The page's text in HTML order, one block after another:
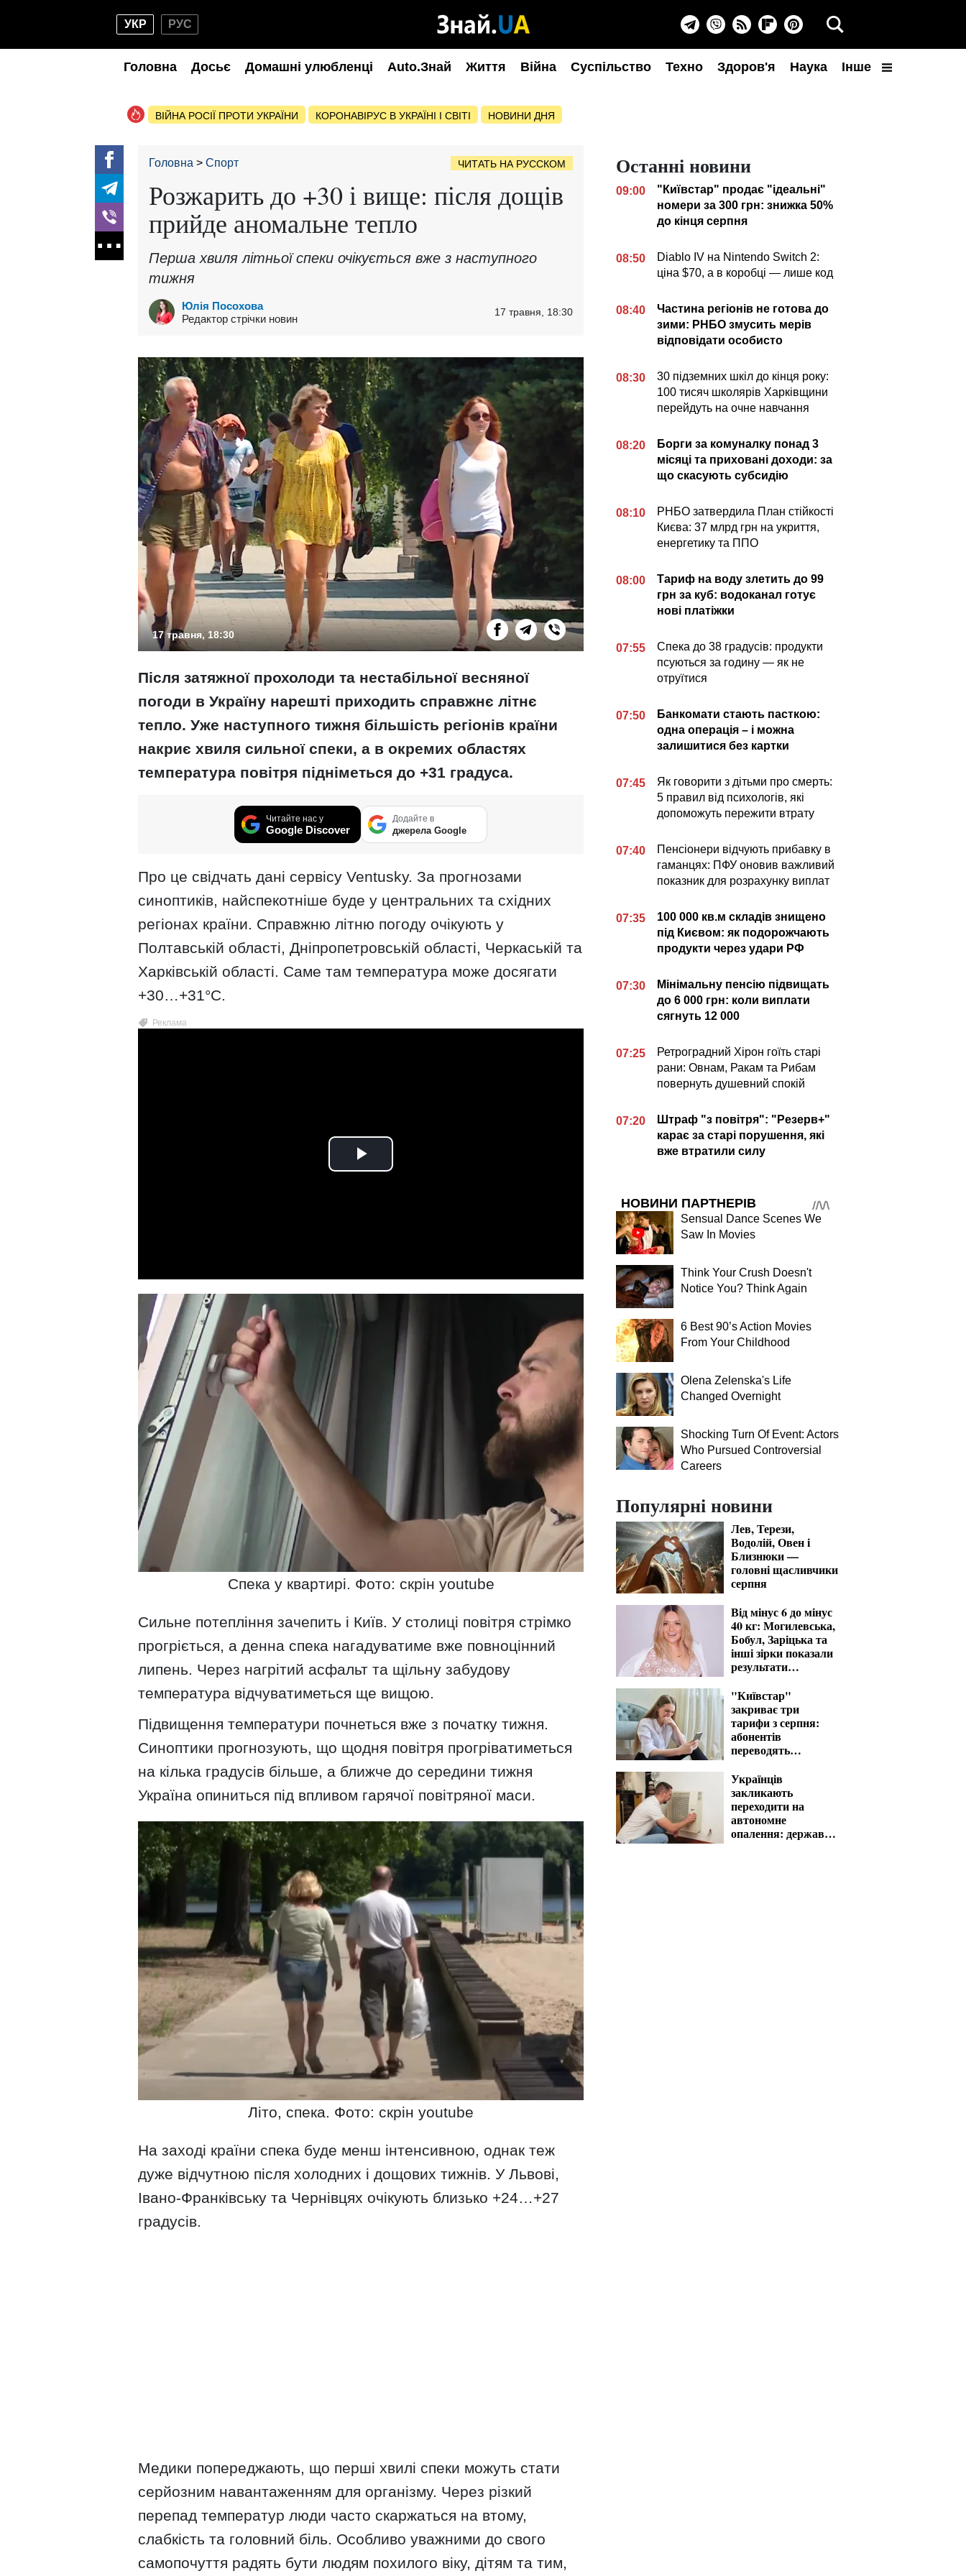
УКР РУС
Головна Досьє Домашні улюбленці Auto.Знай Життя Війна Суспільство Техно Здоров'я Наука Інше
ВІЙНА РОСІЇ ПРОТИ УКРАЇНИ КОРОНАВІРУС В УКРАЇНІ І СВІТІ НОВИНИ ДНЯ
Головна Спорт ЧИТАТЬ НА РУССКОМ
Розжарить до +30 і вище: після дощів
прийде аномальне тепло
Перша хвиля літньої спеки очікується вже з наступного
тижня
Юлія Посохова
Редактор стрічки новин
17 травня, 18:30
17 травня, 18:30
Після затяжної прохолоди та нестабільної весняної
погоди в Україну нарешті приходить справжнє літнє
тепло. Уже наступного тижня більшість регіонів країни
накриє хвиля сильної спеки, а в окремих областях
температура повітря підніметься до +31 градуса.
Читайте нас у
Google Discover
Додайте в
джерела Google
Про це свідчать дані сервісу Ventusky. За прогнозами
синоптиків, найспекотніше буде у центральних та східних
регіонах країни. Справжню літню погоду очікують у
Полтавській області, Дніпропетровській області, Черкаській та
Харківській області. Саме там температура може досягати
+30…+31°C.
Спека у квартирі. Фото: скрін youtube
Сильне потепління зачепить і Київ. У столиці повітря стрімко
прогріється, а денна спека нагадуватиме вже повноцінний
липень. Через нагрітий асфальт та щільну забудову
температура відчуватиметься ще вищою.
Підвищення температури почнеться вже з початку тижня.
Синоптики прогнозують, що щодня повітря прогріватиметься
на кілька градусів більше, а ближче до середини тижня
Україна опиниться під впливом гарячої повітряної маси.
Літо, спека. Фото: скрін youtube
На заході країни спека буде менш інтенсивною, однак теж
дуже відчутною після холодних і дощових тижнів. У Львові,
Івано-Франківську та Чернівцях очікують близько +24…+27
градусів.
Медики попереджають, що перші хвилі спеки можуть стати
серйозним навантаженням для організму. Через різкий
перепад температур люди часто скаржаться на втому,
слабкість та головний біль. Особливо уважними до свого
самопочуття радять бути людям похилого віку, дітям та тим,
Останні новини
09:00
"Київстар" продає "ідеальні"
номери за 300 грн: знижка 50%
до кінця серпня
08:50
Diablo IV на Nintendo Switch 2:
ціна $70, а в коробці — лише код
08:40
Частина регіонів не готова до
зими: РНБО змусить мерів
відповідати особисто
08:30
30 підземних шкіл до кінця року:
100 тисяч школярів Харківщини
перейдуть на очне навчання
08:20
Борги за комуналку понад 3
місяці та приховані доходи: за
що скасують субсидію
08:10
РНБО затвердила План стійкості
Києва: 37 млрд грн на укриття,
енергетику та ППО
08:00
Тариф на воду злетить до 99
грн за куб: водоканал готує
нові платіжки
07:55
Спека до 38 градусів: продукти
псуються за годину — як не
отруїтися
07:50
Банкомати стають пасткою:
одна операція – і можна
залишитися без картки
07:45
Як говорити з дітьми про смерть:
5 правил від психологів, які
допоможуть пережити втрату
07:40
Пенсіонери відчують прибавку в
гаманцях: ПФУ оновив важливий
показник для розрахунку виплат
07:35
100 000 кв.м складів знищено
під Києвом: як подорожчають
продукти через удари РФ
07:30
Мінімальну пенсію підвищать
до 6 000 грн: коли виплати
сягнуть 12 000
07:25
Ретроградний Хірон гоїть старі
рани: Овнам, Ракам та Рибам
повернуть душевний спокій
07:20
Штраф "з повітря": "Резерв+"
карає за старі порушення, які
вже втратили силу
НОВИНИ ПАРТНЕРІВ
Sensual Dance Scenes We
Saw In Movies
Think Your Crush Doesn't
Notice You? Think Again
6 Best 90’s Action Movies
From Your Childhood
Olena Zelenska's Life
Changed Overnight
Shocking Turn Of Event: Actors
Who Pursued Controversial
Careers
Популярні новини
Лев, Терези,
Водолій, Овен і
Близнюки —
головні щасливчики
серпня
Від мінус 6 до мінус
40 кг: Могилевська,
Бобул, Заріцька та
інші зірки показали
результати
"Київстар"
закриває три
тарифи з серпня:
абонентів
переводять
Українців
закликають
переходити на
автономне
опалення: держава